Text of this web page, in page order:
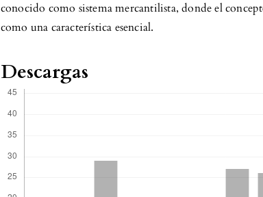
conocido como sistema mercantilista, donde el
como una característica esencial.
Descargas